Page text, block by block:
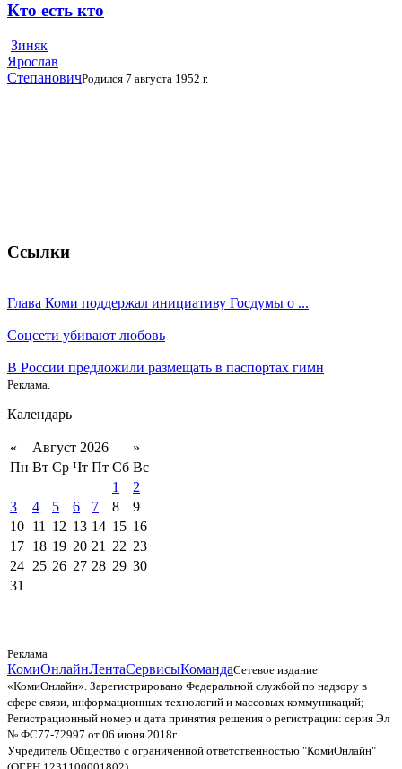
Кто есть кто
Зиняк
Ярослав
СтепановичРодился 7 августа 1952 г.
Ссылки
Глава Коми поддержал инициативу Госдумы о ...
Соцсети убивают любовь
В России предложили размещать в паспортах гимн
Реклама.
Календарь
« Август 2026
»
Пн Вт Ср Чт Пт Сб Вс
1
2
3
4 5 6 7 8
9
10 11 12 13 14 15 16
17 18 19 20 21 22 23
24 25 26 27 28 29 30
31
Реклама
КомиОнлайнЛентаСервисыКомандаСетевое издание
«КомиОнлайн». Зарегистрировано Федеральной службой по надзору в
сфере связи, информационных технологий и массовых коммуникаций;
Регистрационный номер и дата принятия решения о регистрации: серия Эл
№ ФС77-72997 от 06 июня 2018г.
Учредитель Общество с ограниченной ответственностью "КомиОнлайн"